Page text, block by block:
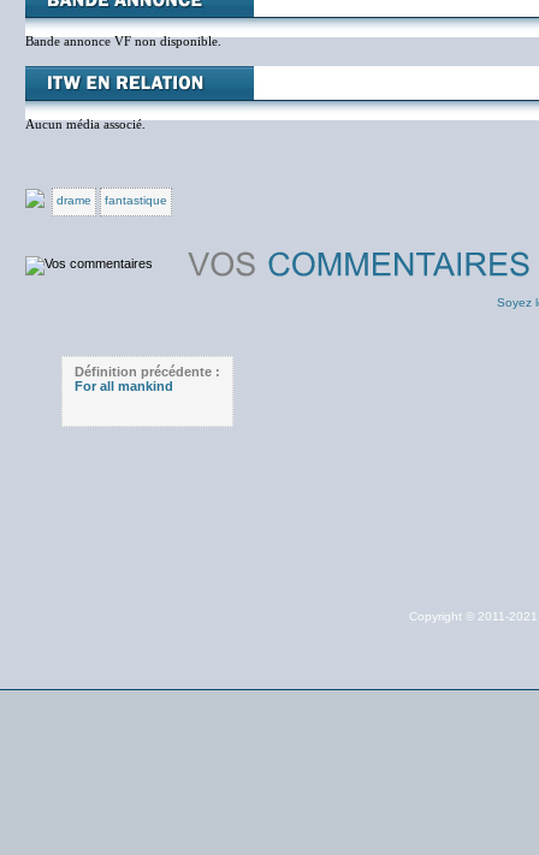
Bande annonce VF non disponible.
Aucun média associé.
drame fantastique
Soyez
Définition précédente :
For all mankind
Copyright © 2011-